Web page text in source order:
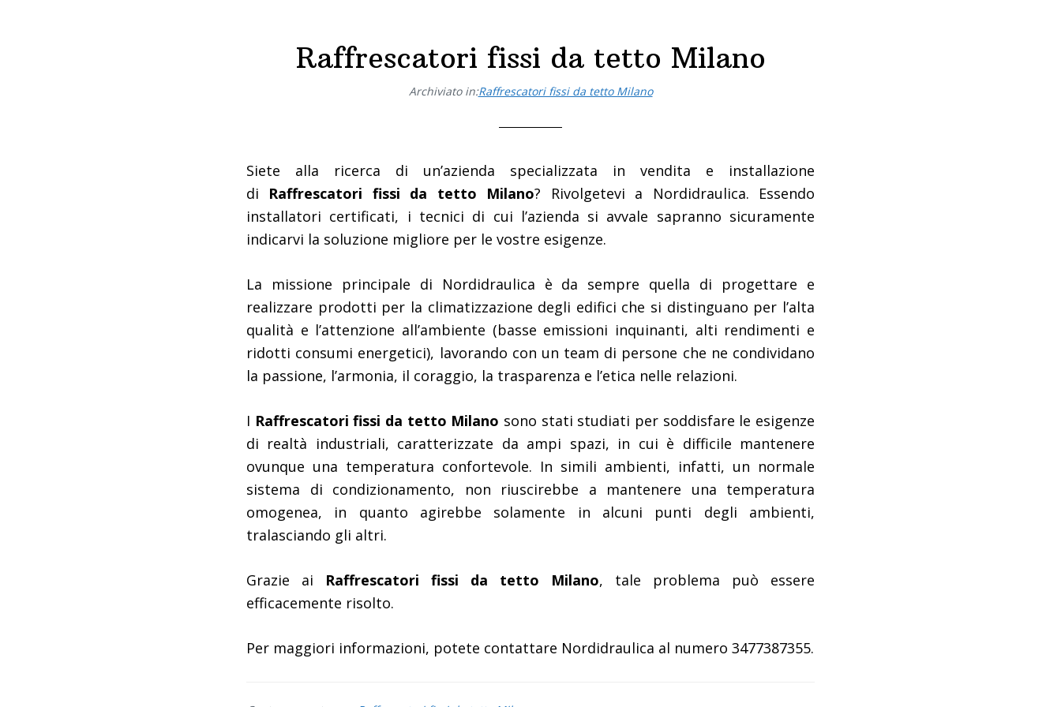
Raffrescatori fissi da tetto Milano
Archiviato in:Raffrescatori fissi da tetto Milano
Siete alla ricerca di un’azienda specializzata in vendita e installazione
di Raffrescatori fissi da tetto Milano? Rivolgetevi a Nordidraulica. Essendo
installatori certificati, i tecnici di cui l’azienda si avvale sapranno sicuramente
indicarvi la soluzione migliore per le vostre esigenze.
La missione principale di Nordidraulica è da sempre quella di progettare e
realizzare prodotti per la climatizzazione degli edifici che si distinguano per l’alta
qualità e l’attenzione all’ambiente (basse emissioni inquinanti, alti rendimenti e
ridotti consumi energetici), lavorando con un team di persone che ne condividano
la passione, l’armonia, il coraggio, la trasparenza e l’etica nelle relazioni.
I Raffrescatori fissi da tetto Milano sono stati studiati per soddisfare le esigenze
di realtà industriali, caratterizzate da ampi spazi, in cui è difficile mantenere
ovunque una temperatura confortevole. In simili ambienti, infatti, un normale
sistema di condizionamento, non riuscirebbe a mantenere una temperatura
omogenea, in quanto agirebbe solamente in alcuni punti degli ambienti,
tralasciando gli altri.
Grazie ai Raffrescatori fissi da tetto Milano, tale problema può essere
efficacemente risolto.
Per maggiori informazioni, potete contattare Nordidraulica al numero 3477387355.